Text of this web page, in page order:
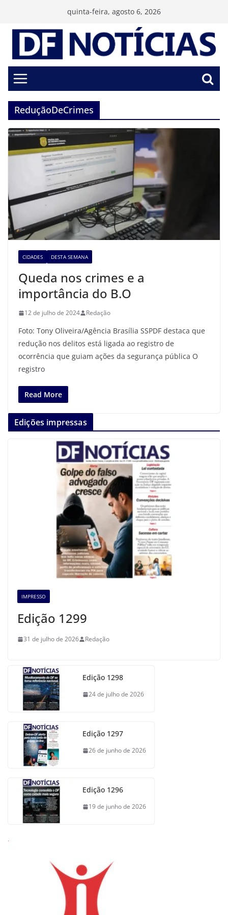
conteúdo
quinta-feira, agosto 6, 2026
ReduçãoDeCrimes
CIDADES DESTA SEMANA
Queda nos crimes e a
importância do B.O
12 de julho de 2024 Redação
Foto: Tony Oliveira/Agência Brasília SSPDF destaca que
redução nos delitos está ligada ao registro de
ocorrência que guiam ações da segurança pública O
registro
Read More
Edições impressas
IMPRESSO
Edição 1299
31 de julho de 2026 Redação
Edição 1298
24 de julho de 2026
Edição 1297
26 de junho de 2026
Edição 1296
19 de junho de 2026